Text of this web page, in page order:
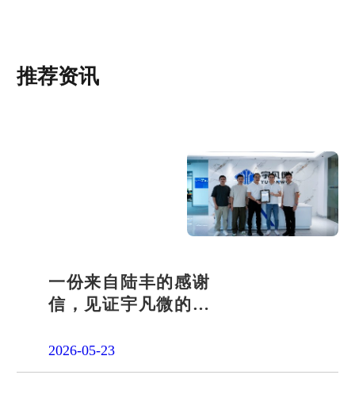
推荐资讯
一份来自陆丰的感谢
信，见证宇凡微的社
2026-05-23